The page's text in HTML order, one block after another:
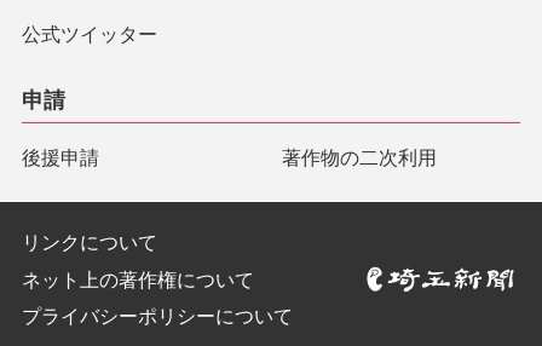
公式ツイッター
申請
後援申請 著作物の二次利用
リンクについて
ネット上の著作権について
プライバシーポリシーについて